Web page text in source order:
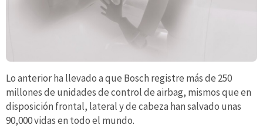
Lo anterior ha llevado a que Bosch registre más de 250
millones de unidades de control de airbag, mismos que en
disposición frontal, lateral y de cabeza han salvado unas
90,000 vidas en todo el mundo.